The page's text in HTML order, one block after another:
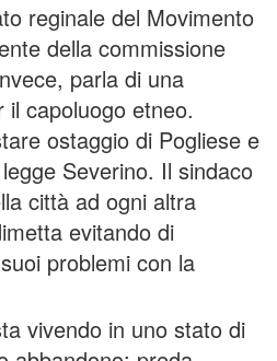
reginale del Movimento
della commissione
parla di una
il capoluogo etneo.
ostaggio di Pogliese e
Severino. Il sindaco
città ad ogni altra
evitando di
problemi con la
vivendo in uno stato di